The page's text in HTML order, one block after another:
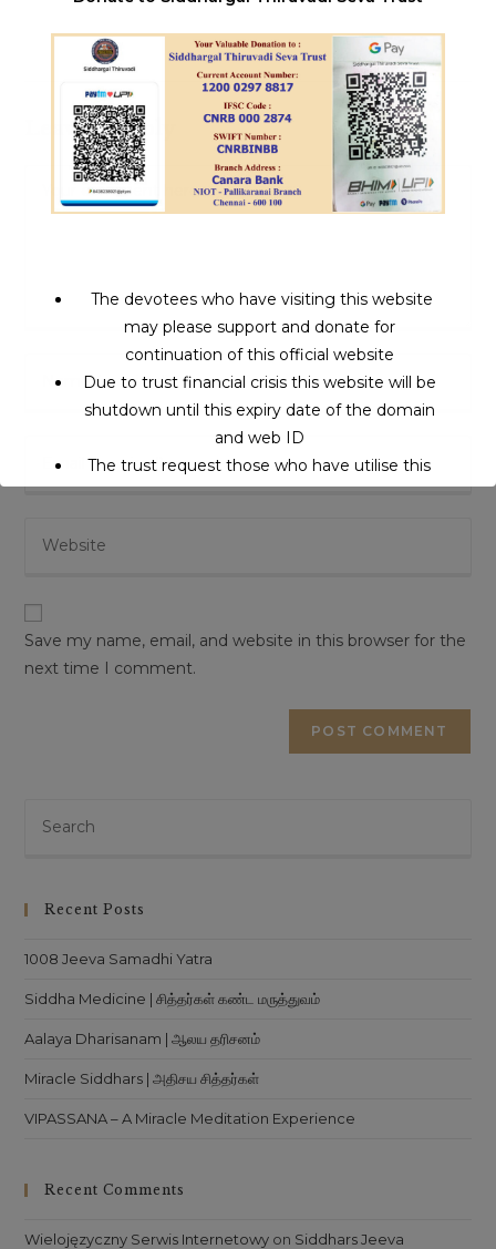
Leave a Reply
Save my name, email, and website in this browser for the
next time I comment.
Recent Posts
1008 Jeeva Samadhi Yatra
Siddha Medicine | சித்தர்கள் கண்ட மருத்துவம்
Aalaya Dharisanam | ஆலய தரிசனம்
Miracle Siddhars | அதிசய சித்தர்கள்
VIPASSANA – A Miracle Meditation Experience
Recent Comments
Wielojęzyczny Serwis Internetowy on Siddhars Jeeva
The devotees who have visiting this website
may please support and donate for
continuation of this official website
Due to trust financial crisis this website will be
shutdown until this expiry date of the domain
and web ID
The trust request those who have utilise this
service may support to continue this service.